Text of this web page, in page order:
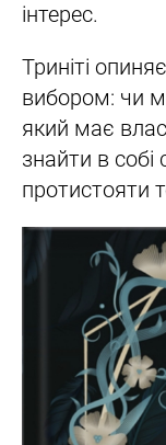
інтерес.
Триніті
вибором: чи
який має
знайти в собі
протистояти